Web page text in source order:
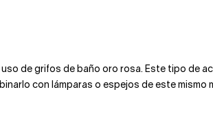
de grifos de baño oro rosa. Este tipo de
con lámparas o espejos de este mismo